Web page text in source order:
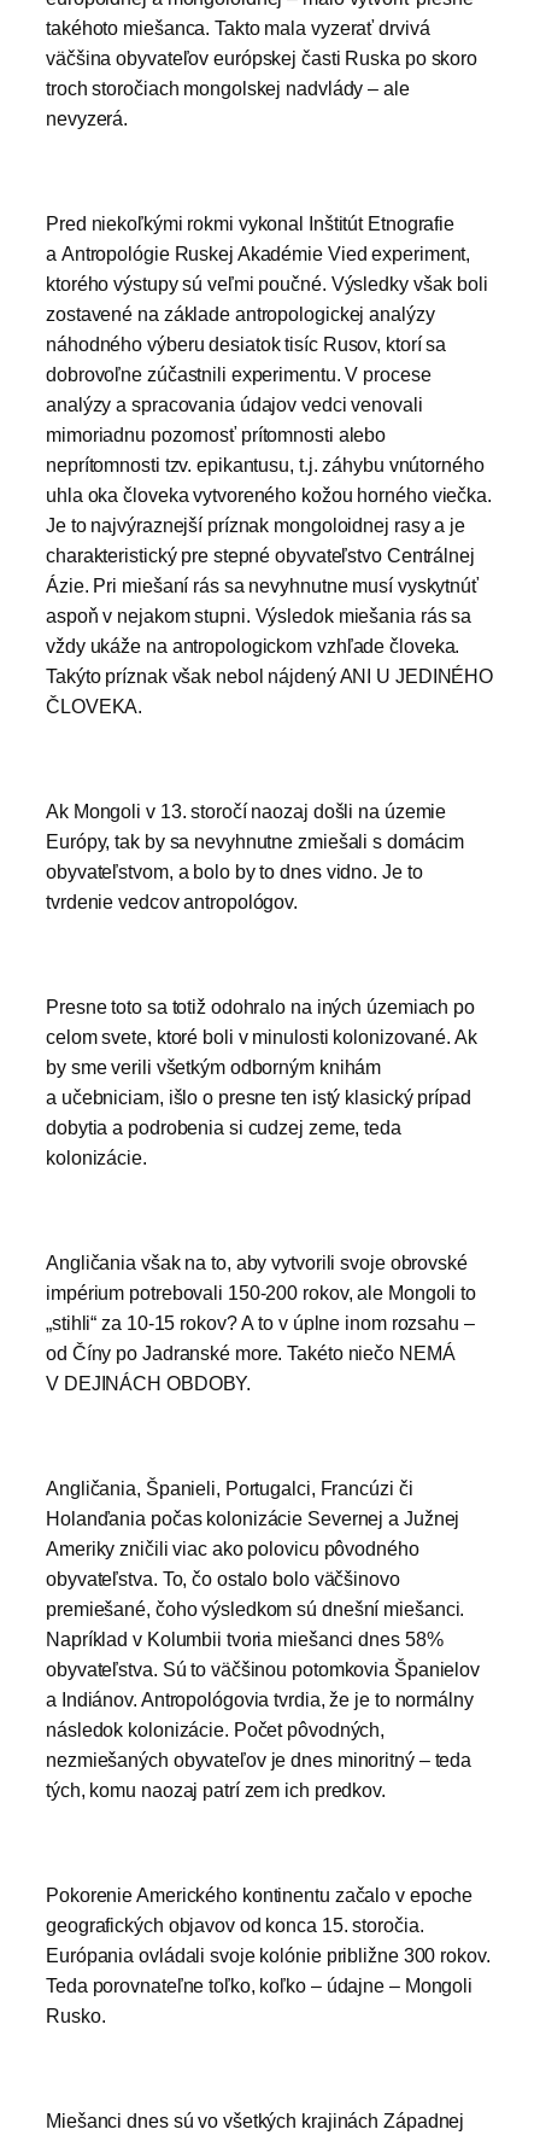
takéhoto miešanca. Takto mala vyzerať drvivá
väčšina obyvateľov európskej časti Ruska po skoro
troch storočiach mongolskej nadvlády – ale
nevyzerá.
Pred niekoľkými rokmi vykonal Inštitút Etnografie
a Antropológie Ruskej Akadémie Vied experiment,
ktorého výstupy sú veľmi poučné. Výsledky však boli
zostavené na základe antropologickej analýzy
náhodného výberu desiatok tisíc Rusov, ktorí sa
dobrovoľne zúčastnili experimentu. V procese
analýzy a spracovania údajov vedci venovali
mimoriadnu pozornosť prítomnosti alebo
neprítomnosti tzv. epikantusu, t.j. záhybu vnútorného
uhla oka človeka vytvoreného kožou horného viečka.
Je to najvýraznejší príznak mongoloidnej rasy a je
charakteristický pre stepné obyvateľstvo Centrálnej
Ázie. Pri miešaní rás sa nevyhnutne musí vyskytnúť
aspoň v nejakom stupni. Výsledok miešania rás sa
vždy ukáže na antropologickom vzhľade človeka.
Takýto príznak však nebol nájdený ANI U JEDINÉHO
ČLOVEKA.
Ak Mongoli v 13. storočí naozaj došli na územie
Európy, tak by sa nevyhnutne zmiešali s domácim
obyvateľstvom, a bolo by to dnes vidno. Je to
tvrdenie vedcov antropológov.
Presne toto sa totiž odohralo na iných územiach po
celom svete, ktoré boli v minulosti kolonizované. Ak
by sme verili všetkým odborným knihám
a učebniciam, išlo o presne ten istý klasický prípad
dobytia a podrobenia si cudzej zeme, teda
kolonizácie.
Angličania však na to, aby vytvorili svoje obrovské
impérium potrebovali 150-200 rokov, ale Mongoli to
„stihli“ za 10-15 rokov? A to v úplne inom rozsahu –
od Číny po Jadranské more. Takéto niečo NEMÁ
V DEJINÁCH OBDOBY.
Angličania, Španieli, Portugalci, Francúzi či
Holanďania počas kolonizácie Severnej a Južnej
Ameriky zničili viac ako polovicu pôvodného
obyvateľstva. To, čo ostalo bolo väčšinovo
premiešané, čoho výsledkom sú dnešní miešanci.
Napríklad v Kolumbii tvoria miešanci dnes 58%
obyvateľstva. Sú to väčšinou potomkovia Španielov
a Indiánov. Antropológovia tvrdia, že je to normálny
následok kolonizácie. Počet pôvodných,
nezmiešaných obyvateľov je dnes minoritný – teda
tých, komu naozaj patrí zem ich predkov.
Pokorenie Amerického kontinentu začalo v epoche
geografických objavov od konca 15. storočia.
Európania ovládali svoje kolónie približne 300 rokov.
Teda porovnateľne toľko, koľko – údajne – Mongoli
Rusko.
Miešanci dnes sú vo všetkých krajinách Západnej